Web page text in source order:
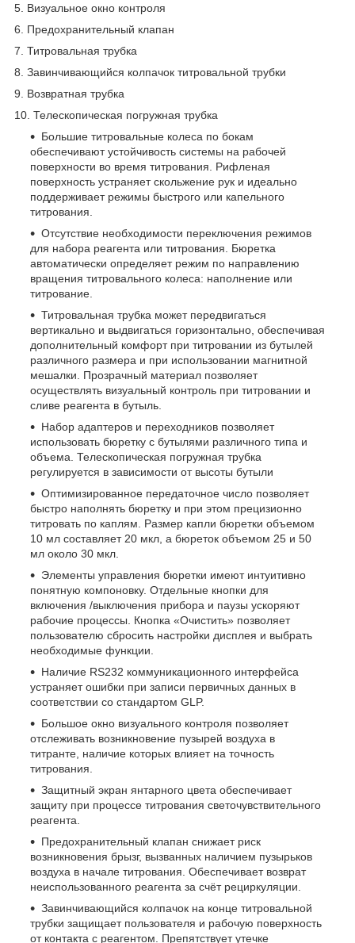
5. Визуальное окно контроля
6. Предохранительный клапан
7. Титровальная трубка
8. Завинчивающийся колпачок титровальной трубки
9. Возвратная трубка
10. Телескопическая погружная трубка
Большие титровальные колеса по бокам
обеспечивают устойчивость системы на рабочей
поверхности во время титрования. Рифленая
поверхность устраняет скольжение рук и идеально
поддерживает режимы быстрого или капельного
титрования.
Отсутствие необходимости переключения режимов
для набора реагента или титрования. Бюретка
автоматически определяет режим по направлению
вращения титровального колеса: наполнение или
титрование.
Титровальная трубка может передвигаться
вертикально и выдвигаться горизонтально, обеспечивая
дополнительный комфорт при титровании из бутылей
различного размера и при использовании магнитной
мешалки. Прозрачный материал позволяет
осуществлять визуальный контроль при титровании и
сливе реагента в бутыль.
Набор адаптеров и переходников позволяет
использовать бюретку с бутылями различного типа и
объема. Телескопическая погружная трубка
регулируется в зависимости от высоты бутыли
Оптимизированное передаточное число позволяет
быстро наполнять бюретку и при этом прецизионно
титровать по каплям. Размер капли бюретки объемом
10 мл составляет 20 мкл, а бюреток объемом 25 и 50
мл около 30 мкл.
Элементы управления бюретки имеют интуитивно
понятную компоновку. Отдельные кнопки для
включения /выключения прибора и паузы ускоряют
рабочие процессы. Кнопка «Очистить» позволяет
пользователю сбросить настройки дисплея и выбрать
необходимые функции.
Наличие RS232 коммуникационного интерфейса
устраняет ошибки при записи первичных данных в
соответствии со стандартом GLP.
Большое окно визуального контроля позволяет
отслеживать возникновение пузырей воздуха в
титранте, наличие которых влияет на точность
титрования.
Защитный экран янтарного цвета обеспечивает
защиту при процессе титрования светочувствительного
реагента.
Предохранительный клапан снижает риск
возникновения брызг, вызванных наличием пузырьков
воздуха в начале титрования. Обеспечивает возврат
неиспользованного реагента за счёт рециркуляции.
Завинчивающийся колпачок на конце титровальной
трубки защищает пользователя и рабочую поверхность
от контакта с реагентом. Препятствует утечке